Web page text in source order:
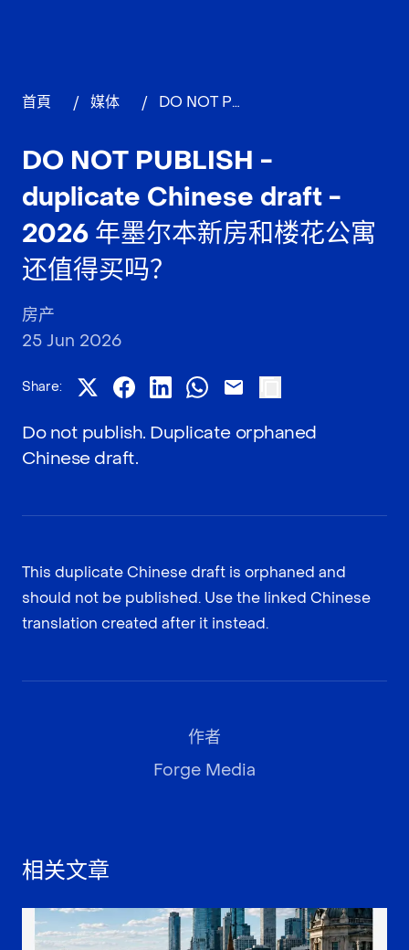
首頁 / 媒体 / DO NOT PUBLISH - duplicate Chinese draft - 2026 年墨尔本新房和楼花公寓还值得买吗？
DO NOT PUBLISH -
duplicate Chinese draft -
2026 年墨尔本新房和楼花公寓
还值得买吗？
房产
25 Jun 2026
Share:
Do not publish. Duplicate orphaned
Chinese draft.
This duplicate Chinese draft is orphaned and
should not be published. Use the linked Chinese
translation created after it instead.
作者
Forge Media
相关文章